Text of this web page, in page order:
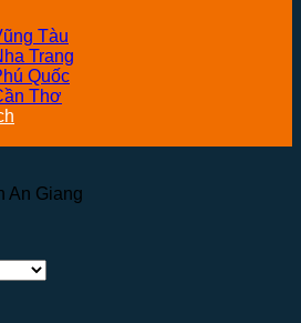
Tàu
Trang
Quốc
Thơ
An Giang